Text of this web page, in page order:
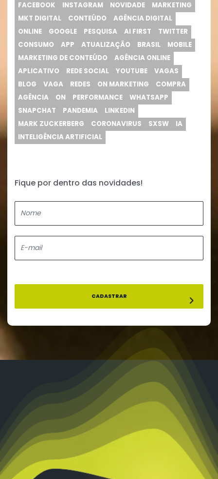
FACEBOOK
INSTAGRAM NOVIDADE
MARKETING
MKT DIGITAL
CONTEÚDO
AGÊNCIA DIGITAL
ONLINE
GOOGLE PESQUISA AI FIRST
TWITTER
CONSUMO
APP ATUALIZAÇÃO BRASIL
MOBILE
MARKETING DE CONTEÚDO
AGÊNCIA ONLINE
APLICATIVO
REDE SOCIAL YOUTUBE
VAGAS
BLOG
VAGA REDES ON MARKETING
COMPRA
AGÊNCIA
ON PERFORMANCE
WHATSAPP
SNAPCHAT
PANDEMIA
LINKEDIN
MARK ZUCKERBERG
CORONAVIRUS SXSW
IA
INTELIGÊNCIA ARTIFICIAL
Fique por dentro das novidades!